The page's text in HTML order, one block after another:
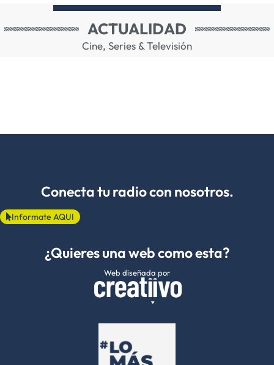
ACTUALIDAD
Cine, Series & Televisión
Conecta tu radio con nosotros.
Informate AQUI
¿Quieres una web como esta?
Web diseñada por